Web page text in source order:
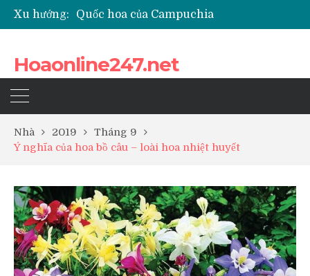
Xu hướng:
Quốc hoa của Campuchia
Những loài hoa thể hiện sự cố gắng
Hoaonline247.net
Nhà 2019
Tháng 9
Ý nghĩa của hoa bồ câu – loài hoa nhiệt huyết